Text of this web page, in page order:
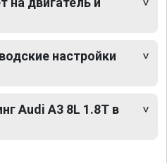
настройки
Audi A3 8L 1.8T в